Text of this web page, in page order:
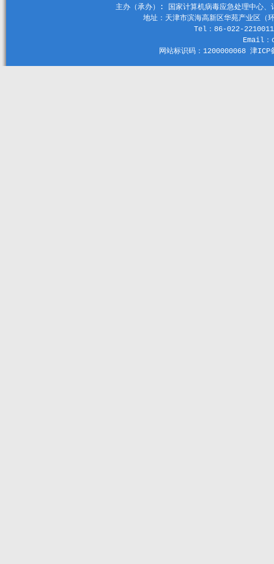
主办（承办）: 国家计算机病毒应急处理中心
地址：天津市滨海高新区华苑产业区
Tel：86-022-
Email
网站标识码：1200000068 津